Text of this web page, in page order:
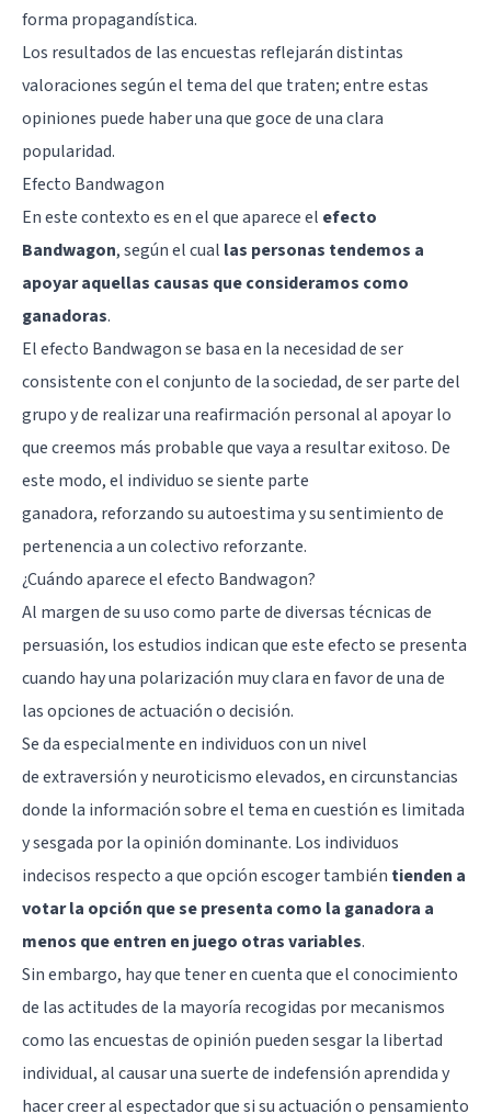
forma propagandística.
Los resultados de las encuestas reflejarán distintas
valoraciones según el tema del que traten; entre estas
opiniones puede haber una que goce de una clara
popularidad.
Efecto Bandwagon
En este contexto es en el que aparece el efecto
Bandwagon, según el cual las personas tendemos a
apoyar aquellas causas que consideramos como
ganadoras.
El efecto Bandwagon se basa en la necesidad de ser
consistente con el conjunto de la sociedad, de ser parte del
grupo y de realizar una reafirmación personal al apoyar lo
que creemos más probable que vaya a resultar exitoso. De
este modo, el individuo se siente parte
ganadora, reforzando su autoestimay su sentimiento de
pertenencia a un colectivo reforzante.
¿Cuándo aparece el efecto Bandwagon?
Al margen de su uso como parte de diversas técnicas de
persuasión, los estudios indican que este efecto se presenta
cuando hay una polarización muy clara en favor de una de
las opciones de actuación o decisión.
Se da especialmente en individuos con un nivel
deextraversiónyneuroticismoelevados, en circunstancias
donde la información sobre el tema en cuestión es limitada
y sesgada por la opinión dominante. Los individuos
indecisos respecto a que opción escoger también tienden a
votar la opción que se presenta como la ganadora a
menos que entren en juego otras variables.
Sin embargo, hay que tener en cuenta que el conocimiento
de las actitudes de la mayoría recogidas por mecanismos
como las encuestas de opinión pueden sesgar la libertad
individual, al causar una suerte de indefensión aprendiday
hacer creer al espectador que si su actuación o pensamiento